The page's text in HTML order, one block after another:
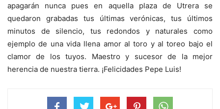
apagarán nunca pues en aquella plaza de Utrera se
quedaron grabadas tus últimas verónicas, tus últimos
minutos de silencio, tus redondos y naturales como
ejemplo de una vida llena amor al toro y al toreo bajo el
clamor de los tuyos. Maestro y sucesor de la mejor
herencia de nuestra tierra. ¡Felicidades Pepe Luis!